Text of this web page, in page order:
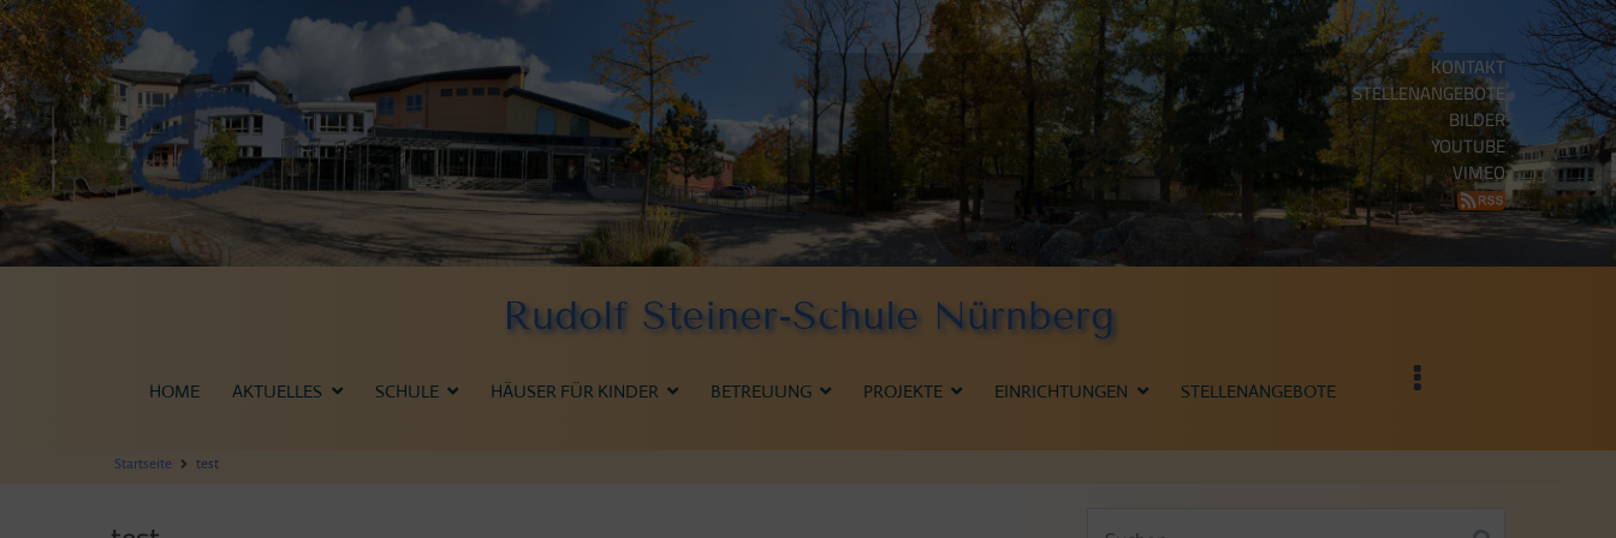
Zum
Inhalt
springen
KONTAKT
STELLENANGEBOTE
BILDER
YOUTUBE
VIMEO
Rudolf Steiner-Schule Nürnberg
HOME AKTUELLES SCHULE HÄUSER FÜR KINDER BETREUUNG PROJEKTE EINRICHTUNGEN STELLENANGEBOTE
Startseite test